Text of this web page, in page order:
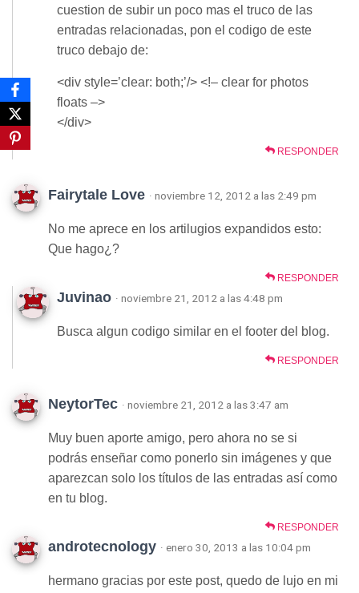
cuestion de subir un poco mas el truco de las
entradas relacionadas, pon el codigo de este
truco debajo de:
<div style=’clear: both;’/> <!– clear for photos
floats –>
</div>
RESPONDER
Fairytale Love · noviembre 12, 2012 a las 2:49 pm
No me aprece en los artilugios expandidos esto:
Que hago¿?
RESPONDER
Juvinao · noviembre 21, 2012 a las 4:48 pm
Busca algun codigo similar en el footer del blog.
RESPONDER
NeytorTec · noviembre 21, 2012 a las 3:47 am
Muy buen aporte amigo, pero ahora no se si
podrás enseñar como ponerlo sin imágenes y que
aparezcan solo los títulos de las entradas así como
en tu blog.
RESPONDER
androtecnology · enero 30, 2013 a las 10:04 pm
hermano gracias por este post, quedo de lujo en mi